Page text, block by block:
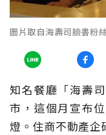
圖片取自海壽司臉書粉
知名餐廳「海壽
市，這個月宣布
燈。住商不動產企